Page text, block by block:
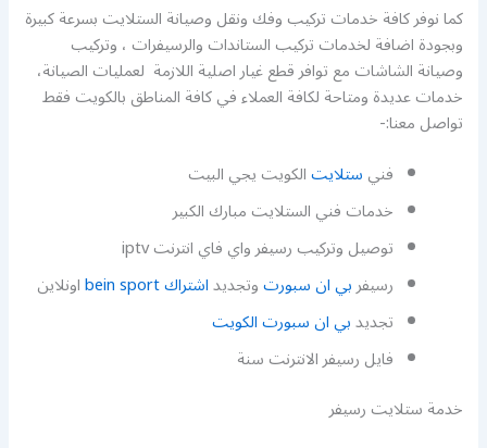
كما نوفر كافة خدمات تركيب وفك ونقل وصيانة الستلايت بسرعة كبيرة
وبجودة اضافة لخدمات تركيب الستاندات والرسيفرات ، وتركيب
وصيانة الشاشات مع توافر قطع غيار اصلية اللازمة لعمليات الصيانة،
خدمات عديدة ومتاحة لكافة العملاء في كافة المناطق بالكويت فقط
تواصل معنا:-
فنيستلايتالكويت يجي البيت
خدمات فني الستلايت مبارك الكبير
توصيل وتركيب رسيفر واي فاي انترنت iptv
رسيفربي ان سبورتوتجديداشتراك bein sport
اونلاين
تجديدبي ان سبورت الكويت
فايل رسيفر الانترنت سنة
خدمة ستلايت رسيفر